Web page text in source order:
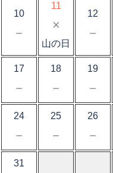
10
－
11
×
山の日
12
－
17
－
18
－
19
－
24
－
25
－
26
－
31